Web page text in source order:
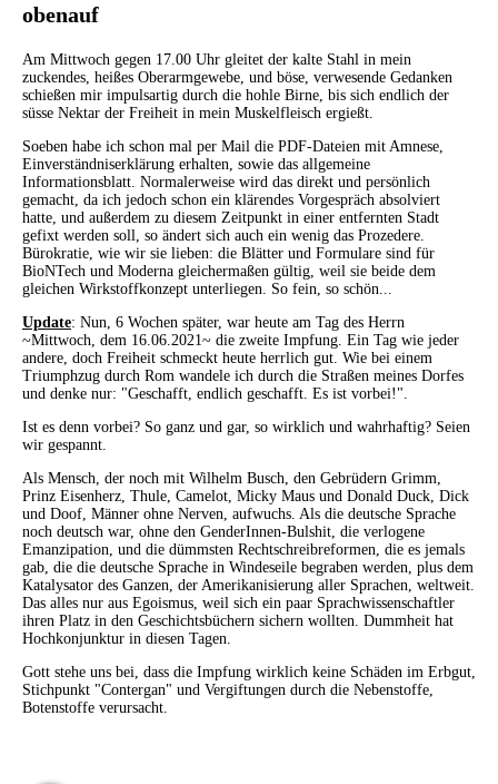
obenauf
Am Mittwoch gegen 17.00 Uhr gleitet der kalte Stahl in mein
zuckendes, heißes Oberarmgewebe, und böse, verwesende Gedanken
schießen mir impulsartig durch die hohle Birne, bis sich endlich der
süsse Nektar der Freiheit in mein Muskelfleisch ergießt.
Soeben habe ich schon mal per Mail die PDF-Dateien mit Amnese,
Einverständniserklärung erhalten, sowie das allgemeine
Informationsblatt. Normalerweise wird das direkt und persönlich
gemacht, da ich jedoch schon ein klärendes Vorgespräch absolviert
hatte, und außerdem zu diesem Zeitpunkt in einer entfernten Stadt
gefixt werden soll, so ändert sich auch ein wenig das Prozedere.
Bürokratie, wie wir sie lieben: die Blätter und Formulare sind für
BioNTech und Moderna gleichermaßen gültig, weil sie beide dem
gleichen Wirkstoffkonzept unterliegen. So fein, so schön...
Update: Nun, 6 Wochen später, war heute am Tag des Herrn
~Mittwoch, dem 16.06.2021~ die zweite Impfung. Ein Tag wie jeder
andere, doch Freiheit schmeckt heute herrlich gut. Wie bei einem
Triumphzug durch Rom wandele ich durch die Straßen meines Dorfes
und denke nur: "Geschafft, endlich geschafft. Es ist vorbei!".
Ist es denn vorbei? So ganz und gar, so wirklich und wahrhaftig? Seien
wir gespannt.
Als Mensch, der noch mit Wilhelm Busch, den Gebrüdern Grimm,
Prinz Eisenherz, Thule, Camelot, Micky Maus und Donald Duck, Dick
und Doof, Männer ohne Nerven, aufwuchs. Als die deutsche Sprache
noch deutsch war, ohne den GenderInnen-Bulshit, die verlogene
Emanzipation, und die dümmsten Rechtschreibreformen, die es jemals
gab, die die deutsche Sprache in Windeseile begraben werden, plus dem
Katalysator des Ganzen, der Amerikanisierung aller Sprachen, weltweit.
Das alles nur aus Egoismus, weil sich ein paar Sprachwissenschaftler
ihren Platz in den Geschichtsbüchern sichern wollten. Dummheit hat
Hochkonjunktur in diesen Tagen.
Gott stehe uns bei, dass die Impfung wirklich keine Schäden im Erbgut,
Stichpunkt "Contergan" und Vergiftungen durch die Nebenstoffe,
Botenstoffe verursacht.